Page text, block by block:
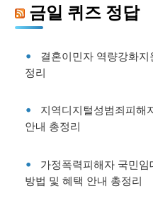
금일 퀴즈 정답
결혼이민자 역량강화
정리
지역디지털성범죄피해
안내 총정리
가정폭력피해자 국민
방법 및 혜택 안내 총정리